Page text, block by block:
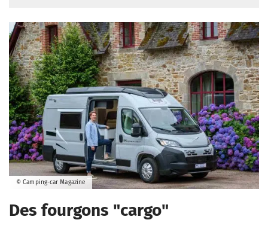
© Camping-car Magazine
Des fourgons "cargo"